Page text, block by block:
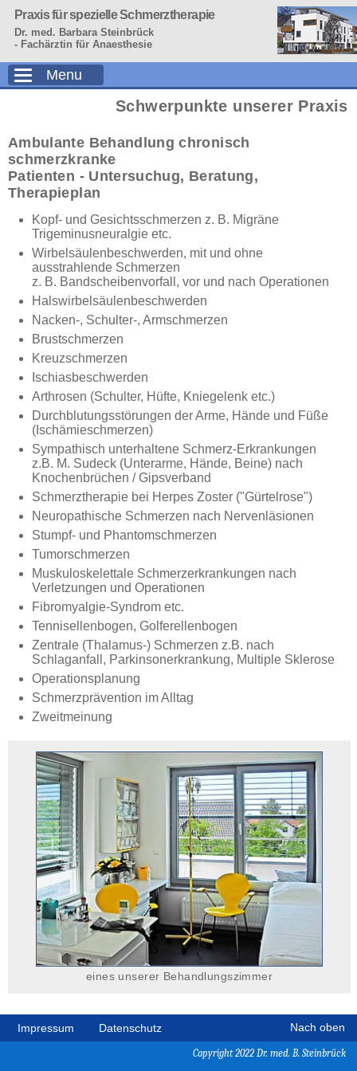
Praxis für spezielle Schmerztherapie
Dr. med. Barbara Steinbrück
- Fachärztin für Anaesthesie
Menu
Schwerpunkte
Leistungen
Vita
Schwerpunkte unserer Praxis
Ambulante Behandlung chronisch
schmerzkranke
Patienten - Untersuchug, Beratung,
Therapieplan
Kopf- und Gesichtsschmerzen z. B. Migräne
Trigeminusneuralgie etc.
Wirbelsäulenbeschwerden, mit und ohne
ausstrahlende Schmerzen
z. B. Bandscheibenvorfall, vor und nach Operationen
Halswirbelsäulenbeschwerden
Nacken-, Schulter-, Armschmerzen
Brustschmerzen
Kreuzschmerzen
Ischiasbeschwerden
Arthrosen (Schulter, Hüfte, Kniegelenk etc.)
Durchblutungsstörungen der Arme, Hände und Füße
(Ischämieschmerzen)
Sympathisch unterhaltene Schmerz-Erkrankungen
z.B. M. Sudeck (Unterarme, Hände, Beine) nach
Knochenbrüchen / Gipsverband
Schmerztherapie bei Herpes Zoster ("Gürtelrose")
Neuropathische Schmerzen nach Nervenläsionen
Stumpf- und Phantomschmerzen
Tumorschmerzen
Muskuloskelettale Schmerzerkrankungen nach
Verletzungen und Operationen
Fibromyalgie-Syndrom etc.
Tennisellenbogen, Golferellenbogen
Zentrale (Thalamus-) Schmerzen z.B. nach
Schlaganfall, Parkinsonerkrankung, Multiple Sklerose
Operationsplanung
Schmerzprävention im Alltag
Zweitmeinung
eines unserer Behandlungszimmer
Impressum Datenschutz Nach oben
Copyright 2022 Dr. med. B. Steinbrück